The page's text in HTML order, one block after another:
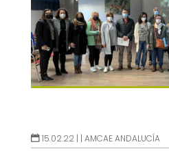
15.02.22 | | AMCAE ANDALUCÍA